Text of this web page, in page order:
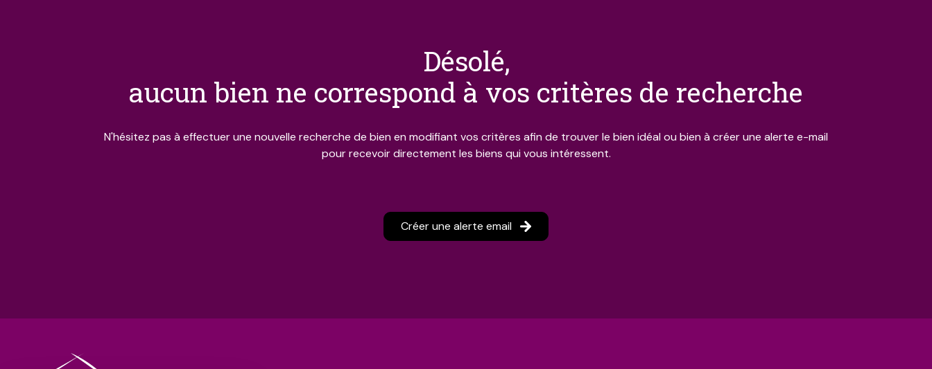
désolé,
aucun bien ne correspond à vos critères de recherche
N'hésitez pas à effectuer une nouvelle recherche de bien en modifiant vos critères afin de trouver le bien idéal ou bien à créer une alerte e-mail
pour recevoir directement les biens qui vous intéressent.
Créer une alerte email